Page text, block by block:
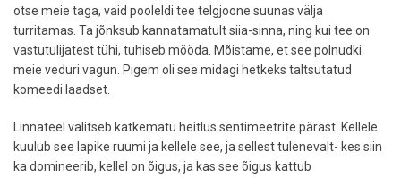
otse meie taga, vaid pooleldi tee telgjoone suunas välja
turritamas. Ta jõnksub kannatamatult siia-sinna, ning kui tee on
vastutulijatest tühi, tuhiseb mööda. Mõistame, et see polnudki
meie veduri vagun. Pigem oli see midagi hetkeks taltsutatud
komeedi laadset.
Linnateel valitseb katkematu heitlus sentimeetrite pärast. Kellele
kuulub see lapike ruumi ja kellele see, ja sellest tulenevalt- kes siin
ka domineerib, kellel on õigus, ja kas see õigus kattub